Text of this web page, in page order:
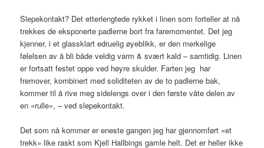
Slepekontakt? Det etterlengtede rykket i linen som forteller at nå
trekkes de eksponerte padlerne bort fra faremomentet. Det jeg
kjenner, i et glassklart edruelig øyeblikk, er den merkelige
følelsen av å bli både veldig varm & svært kald – samtidig. Linen
er fortsatt festet oppe ved høyre skulder. Farten jeg har
fremover, kombinert med soliditeten av de to padlerne bak,
kommer til å rive meg sidelengs over i den første våte delen av
en «rulle», – ved slepekontakt.
Det som nå kommer er eneste gangen jeg har gjennomført «et
trekk» like raskt som Kjell Hallbings gamle helt. Det er heller ikke